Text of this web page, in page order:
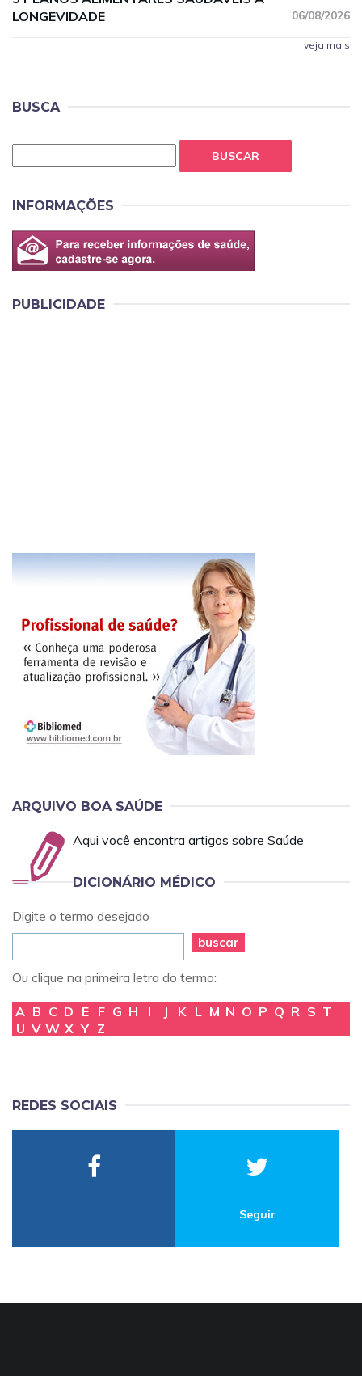
LONGEVIDADE
06/08/2026
veja mais
BUSCA
BUSCAR
INFORMAÇÕES
PUBLICIDADE
ARQUIVO BOA SAÚDE
Aqui você encontra artigos sobre Saúde
DICIONÁRIO MÉDICO
Digite o termo desejado
buscar
Ou clique na primeira letra do termo:
A B C D E F G H I J K L M N O P Q R S T
U V W X Y Z
REDES SOCIAIS
Seguir